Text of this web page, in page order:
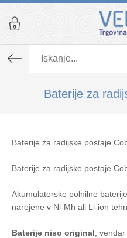
Baterije za
Baterije za radijske postaje
Baterije za radijske postaje
Akumulatorske polnilne
narejene v Ni-Mh ali Li-ion
Baterije niso original ,